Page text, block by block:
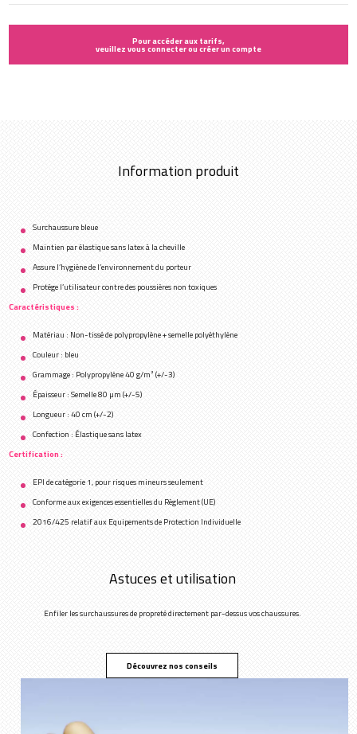
Pour accéder aux tarifs,
veuillez vous connecter ou créer un compte
Information produit
Surchaussure bleue
Maintien par élastique sans latex à la cheville
Assure l’hygiène de l’environnement du porteur
Protège l’utilisateur contre des poussières non toxiques
Caractéristiques :
Matériau : Non-tissé de polypropylène + semelle polyéthylène
Couleur : bleu
Grammage : Polypropylène 40 g/m² (+/-3)
Épaisseur : Semelle 80 µm (+/-5)
Longueur : 40 cm (+/-2)
Confection : Élastique sans latex
Certification :
EPI de catégorie 1, pour risques mineurs seulement
Conforme aux exigences essentielles du Règlement (UE)
2016/425 relatif aux Equipements de Protection Individuelle
Astuces et utilisation
Enfiler les surchaussures de propreté directement par-dessus vos chaussures.
Découvrez nos conseils